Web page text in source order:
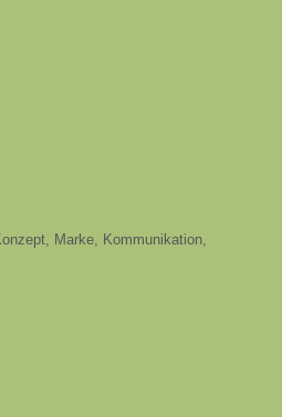
Marke, Kommunikation,